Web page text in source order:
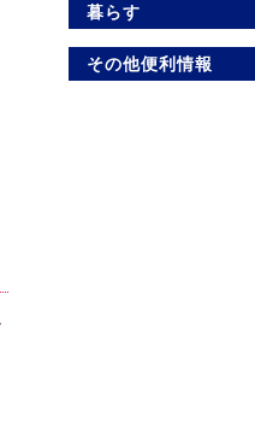
暮らす
その他便利情報